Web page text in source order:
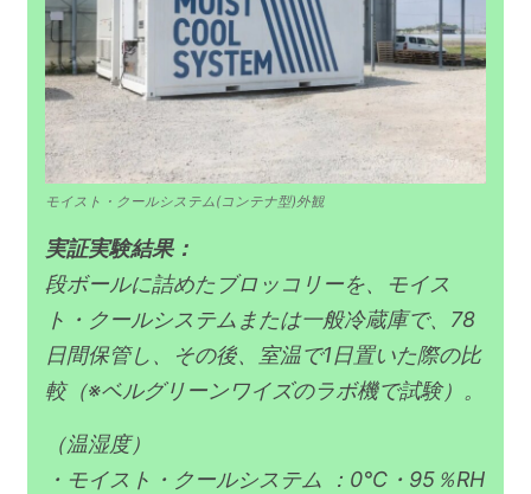
モイスト・クールシステム(コンテナ型)外観
実証実験結果：
段ボールに詰めたブロッコリーを、モイス
ト・クールシステムまたは一般冷蔵庫で、78
日間保管し、その後、室温で1日置いた際の比
較（※ベルグリーンワイズのラボ機で試験）。
（温湿度）
・モイスト・クールシステム ：0℃・95％RH​